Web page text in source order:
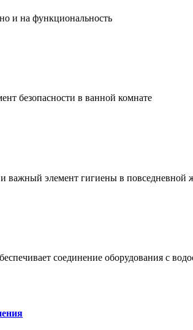
и на функциональность
безопасности в ванной комнате
важный элемент гигиены в повседневной
соединение оборудования с